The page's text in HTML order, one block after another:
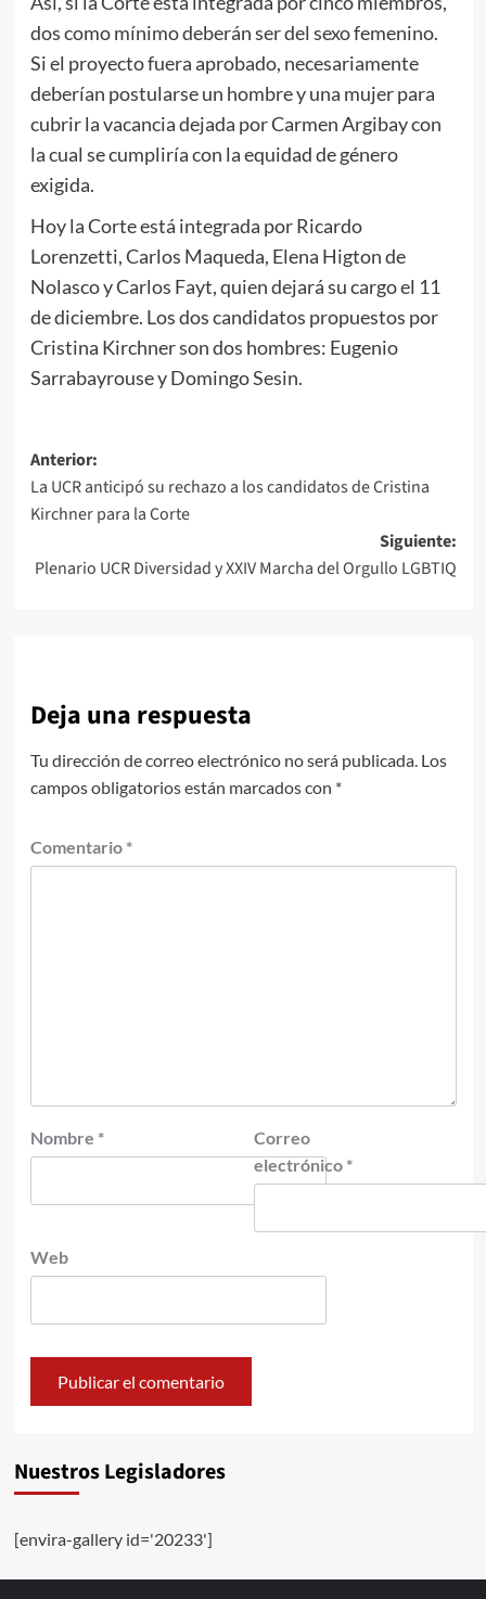
dos como mínimo deberán ser del sexo femenino.
Si el proyecto fuera aprobado, necesariamente
deberían postularse un hombre y una mujer para
cubrir la vacancia dejada por Carmen Argibay con
la cual se cumpliría con la equidad de género
exigida.
Hoy la Corte está integrada por Ricardo
Lorenzetti, Carlos Maqueda, Elena Higton de
Nolasco y Carlos Fayt, quien dejará su cargo el 11
de diciembre. Los dos candidatos propuestos por
Cristina Kirchner son dos hombres: Eugenio
Sarrabayrouse y Domingo Sesin.
Navegación
de
entradas
Anterior:
La UCR anticipó su rechazo a los candidatos de Cristina
Kirchner para la Corte
Siguiente:
Plenario UCR Diversidad y XXIV Marcha del Orgullo LGBTIQ
Deja una respuesta
Tu dirección de correo electrónico no será publicada. Los
campos obligatorios están marcados con *
Comentario *
Nombre *
Correo
electrónico *
Web
Nuestros Legisladores
[envira-gallery id='20233']